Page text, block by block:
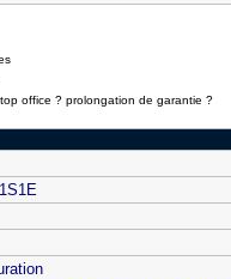
office ? prolongation de garantie ?